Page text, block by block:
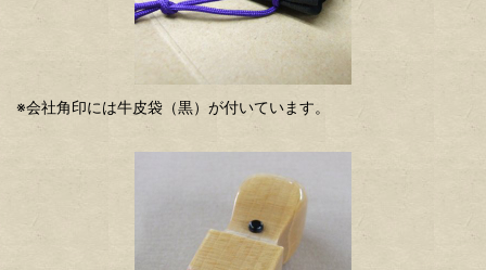
※会社角印には牛皮袋（黒）が付いています。